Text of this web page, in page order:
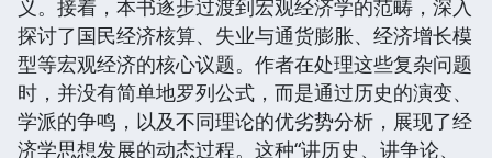
义。接着，本书逐步过渡到宏观经济学的范畴，深入
探讨了国民经济核算、失业与通货膨胀、经济增长模
型等宏观经济的核心议题。作者在处理这些复杂问题
时，并没有简单地罗列公式，而是通过历史的演变、
学派的争鸣，以及不同理论的优劣势分析，展现了经
济学思想发展的动态过程。这种“讲历史、讲争论、